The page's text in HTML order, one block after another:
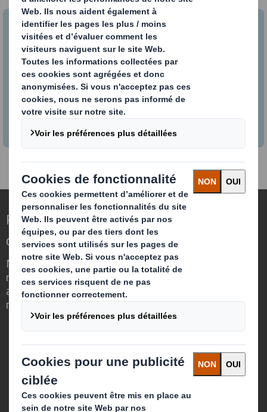
DS Smith partenaire de la Fondation
GoodPlanet
DS Smith continue son engagement en faveur
de l'environnement et devient partenaire de la
Fondation GoodPlanet pour une durée de 3 ans.
Repenser l’emballage pour un monde qui
change
Nous faisons la différence parce que
nous avons su voir en quoi l'emballage
avait un rôle important à jouer dans le
monde qui nous entoure.
Qui sommes-nous ?
Investisseurs